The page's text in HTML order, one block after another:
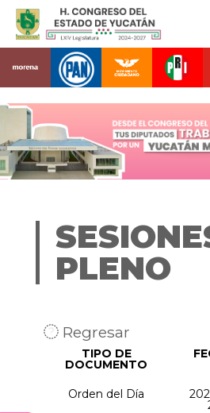
PLENO
Regresar
TIPO DE
DOCUMENTO
Orden del Día